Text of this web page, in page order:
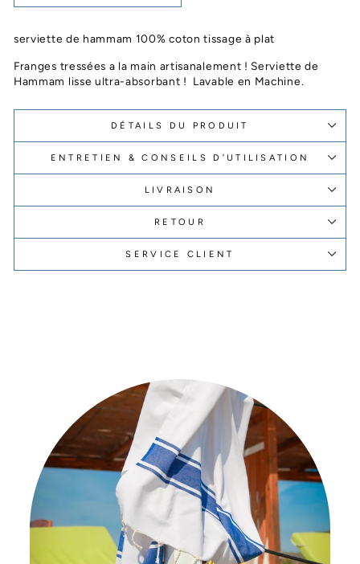
serviette de hammam 100% coton tissage à plat
Franges tressées a la main artisanalement ! Serviette de
Hammam lisse ultra-absorbant ! Lavable en Machine.
DÉTAILS DU PRODUIT
ENTRETIEN & CONSEILS D’UTILISATION
LIVRAISON
RETOUR
SERVICE CLIENT